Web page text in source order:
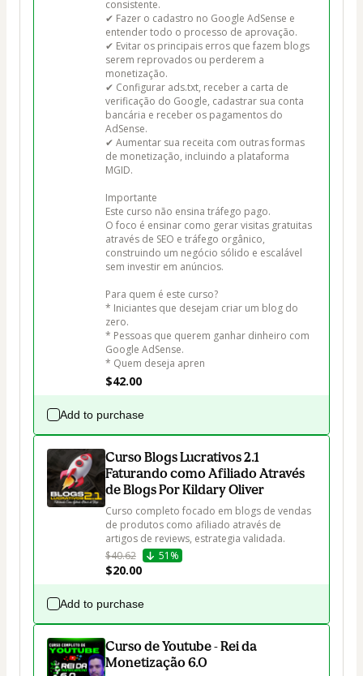
consistente.
✔ Fazer o cadastro no Google AdSense e
entender todo o processo de aprovação.
✔ Evitar os principais erros que fazem blogs
serem reprovados ou perderem a
monetização.
✔ Configurar ads.txt, receber a carta de
verificação do Google, cadastrar sua conta
bancária e receber os pagamentos do
AdSense.
✔ Aumentar sua receita com outras formas
de monetização, incluindo a plataforma
MGID.
Importante
Este curso não ensina tráfego pago.
O foco é ensinar como gerar visitas gratuitas
através de SEO e tráfego orgânico,
construindo um negócio sólido e escalável
sem investir em anúncios.
Para quem é este curso?
* Iniciantes que desejam criar um blog do
zero.
* Pessoas que querem ganhar dinheiro com
Google AdSense.
* Quem deseja apren
$42.00
Add to purchase
Curso Blogs Lucrativos 2.1
Faturando como Afiliado Através
de Blogs Por Kildary Oliver
Curso completo focado em blogs de vendas
de produtos como afiliado através de
artigos de reviews, estrategia validada.
$40.62
51%
$20.00
Add to purchase
Curso de Youtube - Rei da
Monetização 6.0